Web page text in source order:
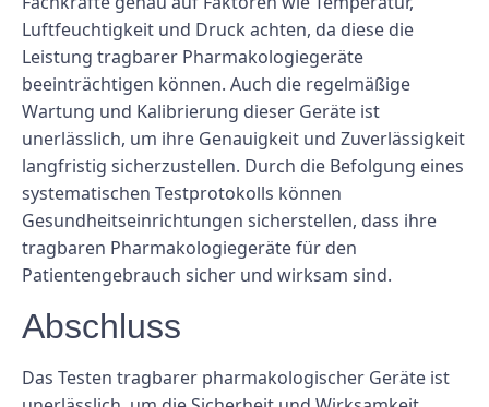
Luftfeuchtigkeit und Druck achten, da diese die
Leistung tragbarer Pharmakologiegeräte
beeinträchtigen können. Auch die regelmäßige
Wartung und Kalibrierung dieser Geräte ist
unerlässlich, um ihre Genauigkeit und Zuverlässigkeit
langfristig sicherzustellen. Durch die Befolgung eines
systematischen Testprotokolls können
Gesundheitseinrichtungen sicherstellen, dass ihre
tragbaren Pharmakologiegeräte für den
Patientengebrauch sicher und wirksam sind.
Abschluss
Das Testen tragbarer pharmakologischer Geräte ist